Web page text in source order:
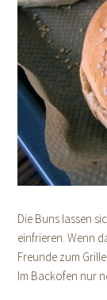
Die Buns lassen
einfrieren. Wenn
Freunde zum
Im Backofen nur